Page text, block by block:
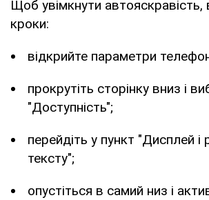
Щоб увімкнути автояскравість,
кроки:
відкрийте параметри
прокрутіть сторінку вниз і
"Доступність";
перейдіть у пункт "Дисплей і
тексту";
опустіться в самий низ і